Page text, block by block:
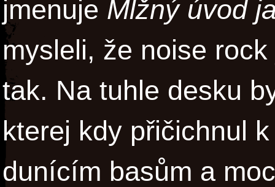
jmenuje Mlžný úvod
mysleli, že noise
tak. Na tuhle desku
kterej kdy přičichnul
dunícím basům a